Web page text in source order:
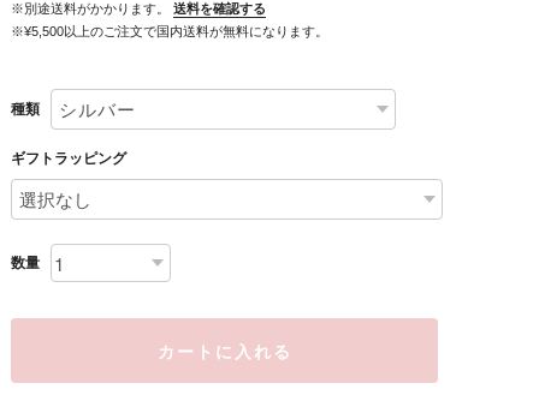
※別途送料がかかります。
送料を確認する
※¥5,500以上のご注文で国内送料が無料になります。
種類
ギフトラッピング
数量
カートに入れる